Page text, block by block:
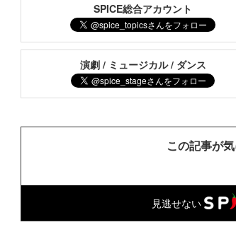
SPICE総合アカウント
演劇 / ミュージカル / ダンス
この記事が
見逃せない